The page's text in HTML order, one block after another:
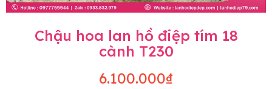
Chậu hoa lan hồ điệp tím 18
cành T230
6.100.000₫